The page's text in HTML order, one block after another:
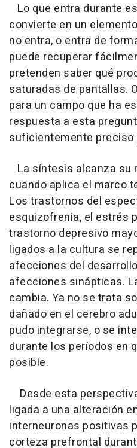
Lo que entra durante
convierte en un
no entra, o entra de
puede recuperar
pretenden saber qué
saturadas de pantallas.
para un campo que ha
respuesta a esta
suficientemente preciso
La síntesis alcanza su
cuando aplica el marco
Los trastornos del
esquizofrenia, el estrés
trastorno depresivo
ligados a la cultura se
afecciones del
afecciones sinápticas.
cambia. Ya no se trata
dañado en el cerebro
pudo integrarse, o se
durante los períodos en
posible.
Desde esta
ligada a una alteración
interneuronas positivas
corteza prefrontal